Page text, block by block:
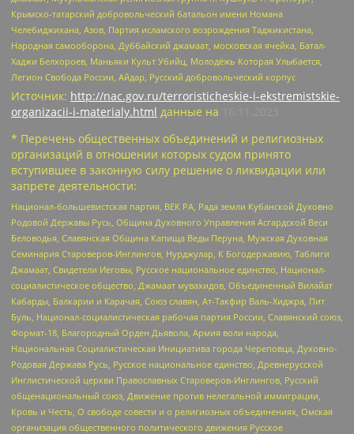
Крымско-татарский добровольческий батальон имени Номана
Челебиджихана, Азов, Партия исламского возрождения Таджикистана,
Народная самооборона, Дуббайский джамаат, московская ячейка, Батал-
Хаджи Белхороев, Маньяки Культ Убийц, Молодёжь Которая Улыбается,
Легион Свобода России, Айдар, Русский добровольческий корпус
Источник: http://nac.gov.ru/terroristicheskie-i-ekstremistskie-
organizacii-i-materialy.html данные на
* Перечень общественных объединений и религиозных
организаций в отношении которых судом принято
вступившее в законную силу решение о ликвидации или
запрете деятельности:
Национал-большевистская партия, ВЕК РА, Рада земли Кубанской Духовно
Родовой Державы Русь, Община Духовного Управления Асгардской Веси
Беловодья, Славянская Община Капища Веды Перуна, Мужская Духовная
Семинария Староверов-Инглингов, Нурджулар, К Богодержавию, Таблиги
Джамаат, Свидетели Иеговы, Русское национальное единство, Национал-
социалистическое общество, Джамаат мувахидов, Объединенный Вилайат
Кабарды, Балкарии и Карачая, Союз славян, Ат-Такфир Валь-Хиджра, Пит
Буль, Национал-социалистическая рабочая партия России, Славянский союз,
Формат-18, Благородный Орден Дьявола, Армия воли народа,
Национальная Социалистическая Инициатива города Череповца, Духовно-
Родовая Держава Русь, Русское национальное единство, Древнерусской
Инглистической церкви Православных Староверов-Инглингов, Русский
общенациональный союз, Движение против нелегальной иммиграции,
Кровь и Честь, О свободе совести и о религиозных объединениях, Омская
организация общественного политического движения Русское